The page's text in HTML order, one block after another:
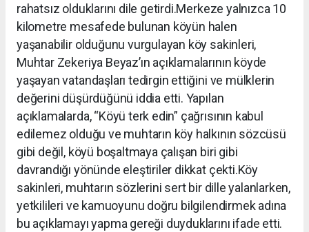
rahatsız olduklarını dile getirdi.Merkeze yalnızca 10
kilometre mesafede bulunan köyün halen
yaşanabilir olduğunu vurgulayan köy sakinleri,
Muhtar Zekeriya Beyaz’ın açıklamalarının köyde
yaşayan vatandaşları tedirgin ettiğini ve mülklerin
değerini düşürdüğünü iddia etti. Yapılan
açıklamalarda, “Köyü terk edin” çağrısının kabul
edilemez olduğu ve muhtarın köy halkının sözcüsü
gibi değil, köyü boşaltmaya çalışan biri gibi
davrandığı yönünde eleştiriler dikkat çekti.Köy
sakinleri, muhtarın sözlerini sert bir dille yalanlarken,
yetkilileri ve kamuoyunu doğru bilgilendirmek adına
bu açıklamayı yapma gereği duyduklarını ifade etti.